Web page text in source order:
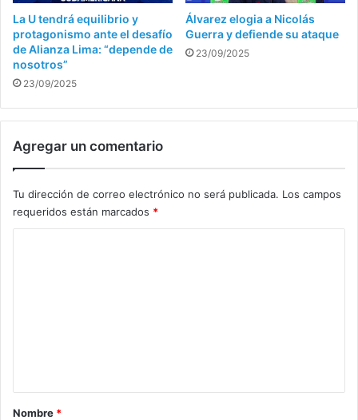
La U tendrá equilibrio y
protagonismo ante el desafío
de Alianza Lima: “depende de
nosotros”
23/09/2025
Álvarez elogia a Nicolás
Guerra y defiende su ataque
23/09/2025
Agregar un comentario
Tu dirección de correo electrónico no será publicada. Los campos
requeridos están marcados *
rNombre *